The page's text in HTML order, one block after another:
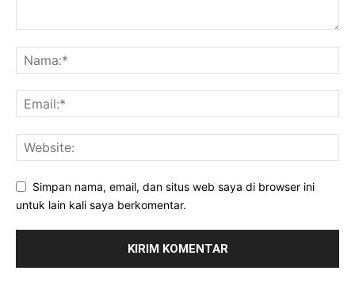
Simpan nama, email, dan situs web saya di browser ini
untuk lain kali saya berkomentar.